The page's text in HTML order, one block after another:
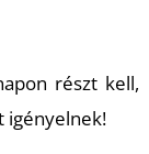
részt kell,
igényelnek!